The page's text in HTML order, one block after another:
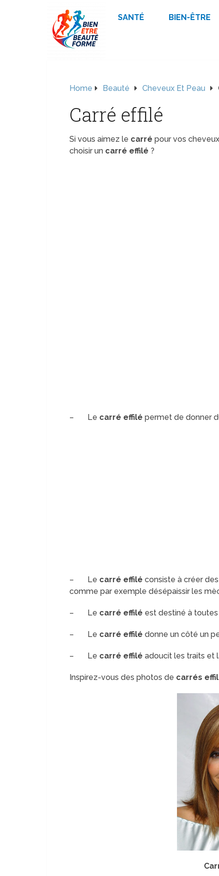
SANTÉ BIEN-ÊTRE
Home Beauté Cheveux Et Peau
Carré effilé
Si vous aimez le carré pour vos
choisir un carré effilé ?
– Le carré effilé permet de donner
– Le carré effilé consiste à créer
comme par exemple désépaissir les
– Le carré effilé est destiné à
– Le carré effilé donne un côté un
– Le carré effilé adoucit les traits et
Inspirez-vous des photos de carrés